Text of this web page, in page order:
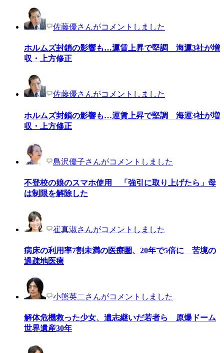
佐藤優さんがコメントしました
ホルムズ封鎖の影響も…運賃上昇で堅調 海運3社が増
収・上方修正
佐藤優さんがコメントしました
ホルムズ封鎖の影響も…運賃上昇で堅調 海運3社が増
収・上方修正
島沢優子さんがコメントしました
不登校の娘のスマホ使用 「強引に取り上げたら」母
は制限を解除した
崔真淑さんがコメントしました
病床の利用率7割未満の医療圏、20年で5倍に 苦境の
過疎地医療
小熊英二さんがコメントしました
解体危機救った少女、遺志継いだ若者ら 原爆ドーム
世界遺産30年